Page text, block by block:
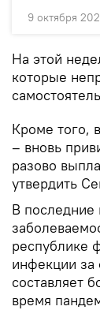
9 октября
На этой
которые
Кроме того,
– вновь
разово
утвердить
В последние
республике
инфекции за
составляет
время